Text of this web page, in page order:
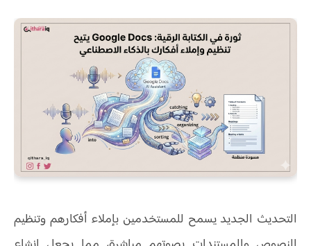
التحديث الجديد يسمح للمستخدمين بإملاء أفكارهم وتنظيم